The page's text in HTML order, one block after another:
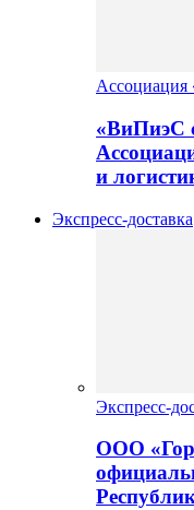
«ВиПиэС
и
Экспресс-доставка
Экспресс-
ООО